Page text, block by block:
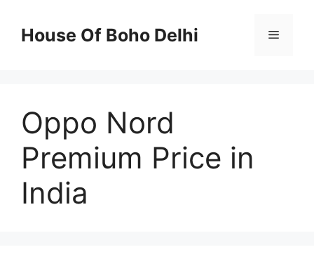
contentHouse Of Boho Delhi Menu
Oppo Nord
Premium Price in
India